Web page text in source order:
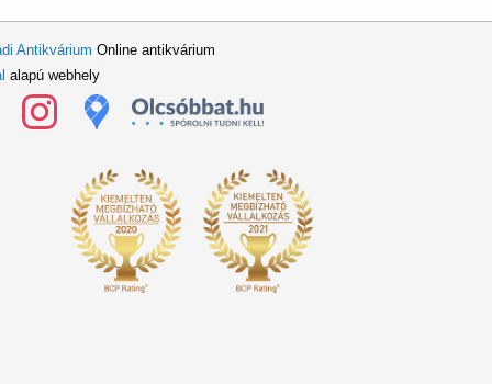
Antikvárium Online antikvárium
alapú webhely